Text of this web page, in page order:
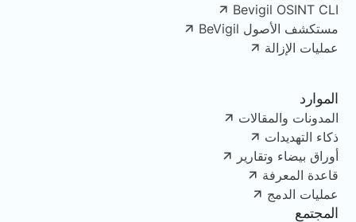
Bevigil OSINT CLI
مستكشف الأصول BeVigil
عمليات الإزالة
الموارد
المدونات والمقالات
ذكاء التهديدات
أوراق بيضاء وتقارير
قاعدة المعرفة
عمليات الدمج
المجتمع